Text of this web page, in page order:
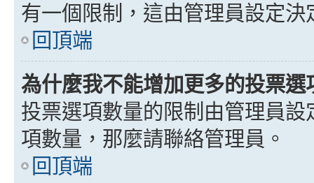
有一個限制，這由管理員設定決
回頂端
為什麼我不能增加更多的投票選
投票選項數量的限制由管理員
項數量，那麼請聯絡管理員。
回頂端